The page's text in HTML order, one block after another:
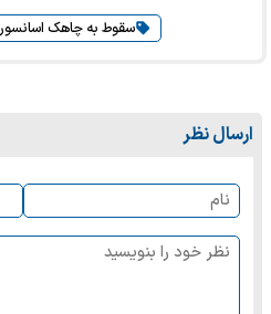
سقوط به چاهک اسانسور
ارسال نظر